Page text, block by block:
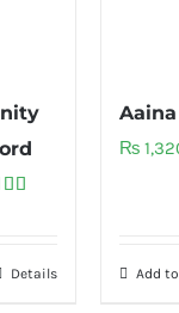
Details
₨
Add